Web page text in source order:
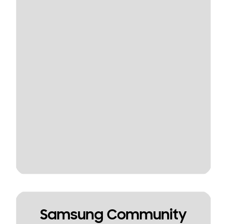
Samsung Community